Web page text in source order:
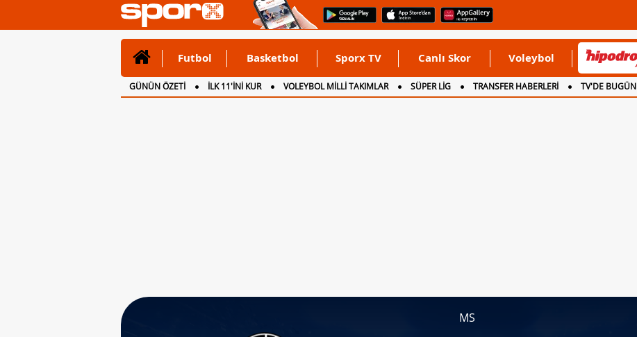
Futbol Basketbol Sporx TV Canlı Skor Voleybol
GÜNÜN ÖZETİ İLK 11'İNİ KUR VOLEYBOL MİLLİ TAKIMLAR SÜPER LİG TRANSFER HABERLERİ TV'DE BUGÜN
CANLI ANLATIM
İNGİLTERE
MS